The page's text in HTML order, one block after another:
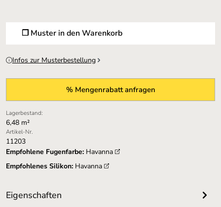
% Mengenrabatt anfragen
❐ Muster in den Warenkorb
Infos zur Musterbestellung
Lagerbestand:
6,48 m²
Artikel-Nr.
11203
Empfohlene Fugenfarbe: Havanna
Empfohlenes Silikon: Havanna
Eigenschaften